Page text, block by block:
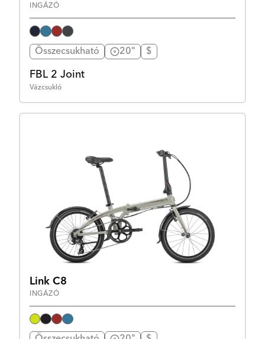
INGÁZÓ
Összecsukható 20" $
FBL 2 Joint
Vázcsukló
Link C8
INGÁZÓ